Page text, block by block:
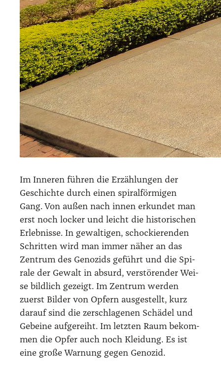
Im Inne­ren füh­ren die Erzäh­lun­gen der
Geschich­te durch einen spi­ral­för­mi­gen
Gang. Von außen nach innen erkun­det man
erst noch locker und leicht die his­to­ri­schen
Erleb­nis­se. In gewal­ti­gen, scho­ckie­ren­den
Schrit­ten wird man immer näher an das
Zen­trum des Geno­zids geführt und die Spi­
ra­le der Gewalt in absurd, ver­stö­ren­der Wei­
se bild­lich gezeigt. Im Zen­trum wer­den
zuerst Bil­der von Opfern aus­ge­stellt, kurz
dar­auf sind die zer­schla­ge­nen Schä­del und
Gebei­ne auf­ge­reiht. Im letz­ten Raum bekom­
men die Opfer auch noch Klei­dung. Es ist
eine gro­ße War­nung gegen Geno­zid.